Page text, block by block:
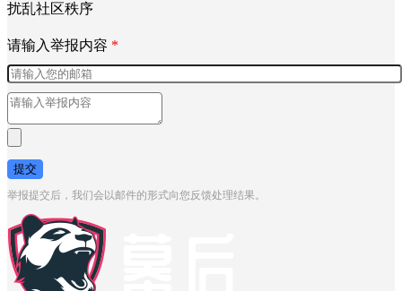
扰乱社区秩序
请输入举报内容 *
提交
举报提交后，我们会以邮件的形式向您反馈处理结果。